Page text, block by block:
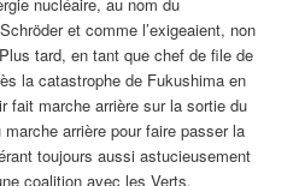
et comme l’exigeaient, non
tard, en tant que chef de file de
la catastrophe de Fukushima en
fait marche arrière sur la sortie du
arrière pour faire passer la
toujours aussi astucieusement
coalition avec les Verts.